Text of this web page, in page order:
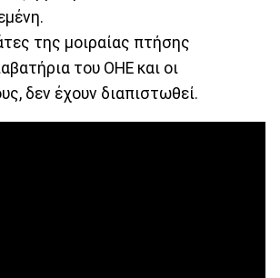
της μοιραίας πτήσης
του ΟΗΕ και οι
δεν έχουν διαπιστωθεί.